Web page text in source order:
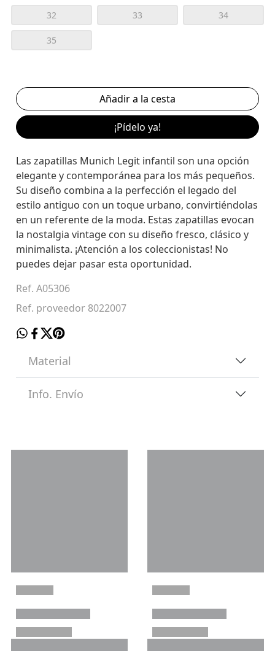
32 33 34
35
¡Pídelo ya!
Las zapatillas Munich Legit infantil son una opción
elegante y contemporánea para los más pequeños.
Su diseño combina a la perfección el legado del
estilo antiguo con un toque urbano, convirtiéndolas
en un referente de la moda. Estas zapatillas evocan
la nostalgia vintage con su diseño fresco, clásico y
minimalista. ¡Atención a los coleccionistas! No
puedes dejar pasar esta oportunidad.
Ref. A05306
Ref. proveedor 8022007
Material
Info. Envío